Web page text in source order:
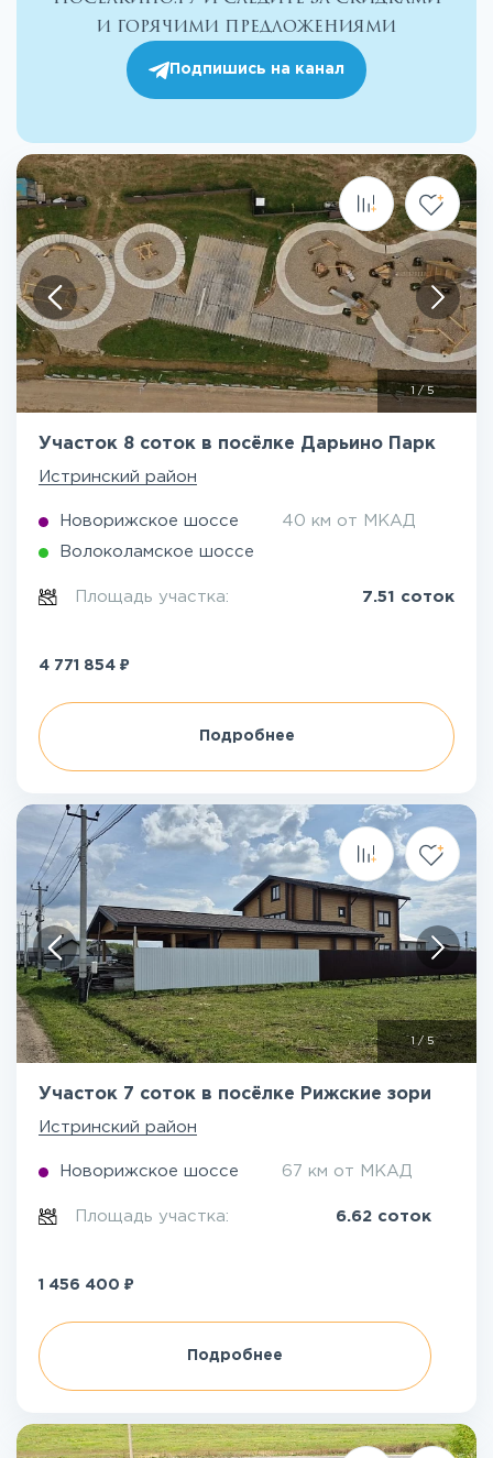
и горячими предложениями
Подпишись на канал
/ 5
Участок 8 соток в посёлке Дарьино Парк
Истринский район
Новорижское шоссе 40 км от МКАД
Волоколамское шоссе
Площадь участка: 7.51 соток
4 771 854 ₽
Подробнее
1/5
Участок 7 соток в посёлке Рижские зори
Истринский район
Новорижское шоссе 67 км от МКАД
Площадь участка: 6.62 соток
1 456 400 ₽
Подробнее